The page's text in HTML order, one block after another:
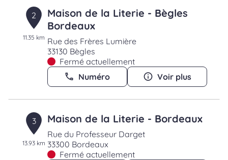
2
11.35 km
Maison de la Literie - Bègles
Bordeaux
Rue des Frères Lumière
33130 Bègles
Fermé actuellement
Numéro
Voir plus
3
13.93 km
Maison de la Literie - Bordeaux
Rue du Professeur Darget
33300 Bordeaux
Fermé actuellement